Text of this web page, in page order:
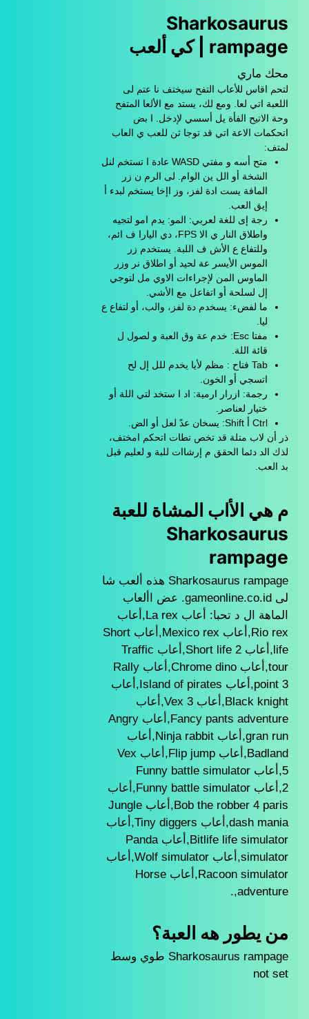
Sharkosaurus
rampage | كي ألعب
محك ماري
لتحم اقاس للأعاب التفح سيختف نا عتم لى
اللعبة اتي لعا. ومع لك، يستد مع الألعا المتفح
وحة الاتيح الفأة يل أسسي لإدخل. ا بض
اتحكمات الاعة اتي قد توجا ثن للعب ي العاب
لمتف:
متح أسه و مفتي WASD عادة ا تستخم لنل
الشخة أو الل ين الوام. لى الرم ن زر
المافة يست ادة لفز، وز اإخا يستخم لبدء أ
إيق العب.
رجة إى للغة لعربي: المو: يدم امو لتجيه
واطلاق النار ي الا FPS، دي اليارا ف ائم،
وللتفاع ع الأش ف اللبة. يستخدم زر
الموس الأيسر عة لحيد أو اطلاق نر وزر
الماوس المن لإجراءات الاوي مل لتوجي
إل لسلحة أو اتفاعل مع الأشي.
ما لفضء: يسخدم دة لفز، والب، أو لتفاع ع
ليا.
مفتا Esc: خدم عة وق العبة و لصول ل
قائة اللة.
Tab فتاح : مظم لأيا يخدم للل إل لح
اتسجي أو الخون.
رجمة: ازرار ارمية: اد ا ستخد لتي اللة أو
ختيار لعناصر.
Ctrl أ Shift: يسخان عدً لعل أو الض.
ذر أن لاب متلة قد تخص تطات اتحكم امختف،
لذك الد دئما الحقق م إرشاات للبة و لعليم قبل
بد العب.
م هي الأاب المشاة للعبة
Sharkosaurus
rampage
Sharkosaurus rampage هذه ألعب شا
لى gameonline.co.id. عض األعاب
الماهة ال د تحبا: أعاب La rex,أعاب
Rio rex,أعاب Mexico rex,أعاب Short
life,أعاب Short life 2,أعاب Traffic
tour,أعاب Chrome dino,أعاب Rally
point 3,أعاب Island of pirates,أعاب
Black knight,أعاب Vex 3,أعاب
Fancy pants adventure,أعاب Angry
gran run,أعاب Ninja rabbit,أعاب
Badland,أعاب Flip jump,أعاب Vex
5,أعاب Funny battle simulator
2,أعاب Funny battle simulator,أعاب
Bob the robber 4 paris,أعاب Jungle
dash mania,أعاب Tiny diggers,أعاب
Bitlife life simulator,أعاب Panda
simulator,أعاب Wolf simulator,أعاب
Racoon simulator,أعاب Horse
adventure,.
من يطور هه العبة؟
Sharkosaurus rampage طوي وسط
not set